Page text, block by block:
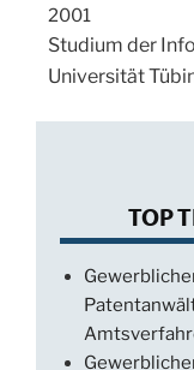
2001
Studium der
Universität
TOP